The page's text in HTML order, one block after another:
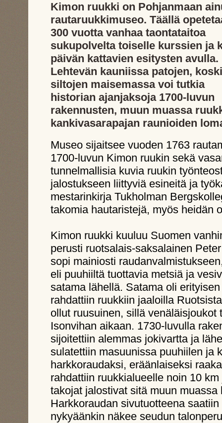
Kimon ruukki on Pohjanmaan
rautaruukkimuseo. Täällä
300 vuotta vanhaa taontataitoa
sukupolvelta toiselle kurssien ja
päivän kattavien esitysten avulla.
Lehtevän kauniissa patojen,
siltojen maisemassa voi tutkia
historian ajanjaksoja 1700-luvun
rakennusten, muun muassa
kankivasarapajan raunioiden
Museo sijaitsee vuoden 1763
1700-luvun Kimon ruukin sekä
tunnelmallisia kuvia ruukin
jalostukseen liittyviä esineitä ja
mestarinkirja Tukholman
takomia hautaristejä, myös heidän
Kimon ruukki kuuluu Suomen
perusti ruotsalais-saksalainen
sopi mainiosti
eli puuhiiltä tuottavia metsiä ja
satama lähellä. Satama oli
rahdattiin ruukkiin jaaloilla
ollut ruusuinen, sillä venäläisjoukot
Isonvihan aikaan. 1730-luvulla
sijoitettiin alemmas jokivartta ja
sulatettiin masuunissa puuhiilen ja
harkkoraudaksi, eräänlaiseksi
rahdattiin ruukkialueelle noin 10
takojat jalostivat sitä muun
Harkkoraudan sivutuotteena
nykyäänkin näkee seudun